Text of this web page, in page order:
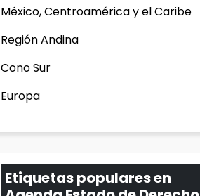
México, Centroamérica y el Caribe
Región Andina
Cono Sur
Europa
Etiquetas populares en